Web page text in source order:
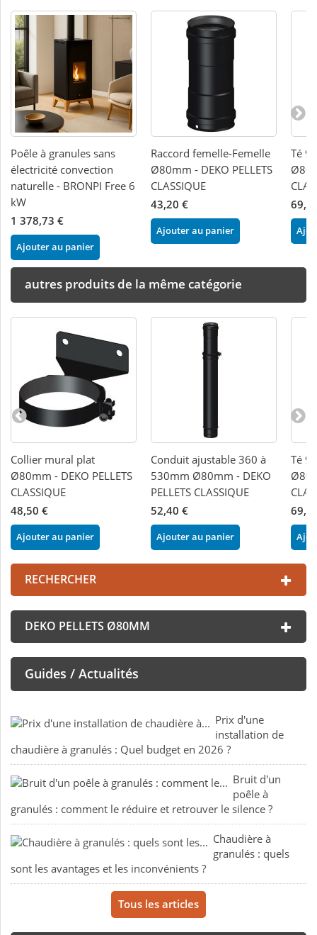
Poêle à granules sans
électricité convection
naturelle - BRONPI Free 6
kW
1 378,73 €
Ajouter au panier
Raccord femelle-Femelle
Ø80mm - DEKO PELLETS
CLASSIQUE
43,20 €
Ajouter au panier
Té
autres produits de la même catégorie
Collier mural plat
Ø80mm - DEKO PELLETS
CLASSIQUE
48,50 €
Ajouter au panier
Conduit ajustable 360 à
530mm Ø80mm - DEKO
PELLETS CLASSIQUE
52,40 €
Ajouter au panier
Té
RECHERCHER
DEKO PELLETS Ø80MM
Guides / Actualités
Prix d'une
installation de
chaudière à granulés : Quel budget en 2026 ?
Bruit d'un
poêle à
granulés : comment le réduire et retrouver le silence ?
Chaudière à
granulés : quels
sont les avantages et les inconvénients ?
Tous les articles